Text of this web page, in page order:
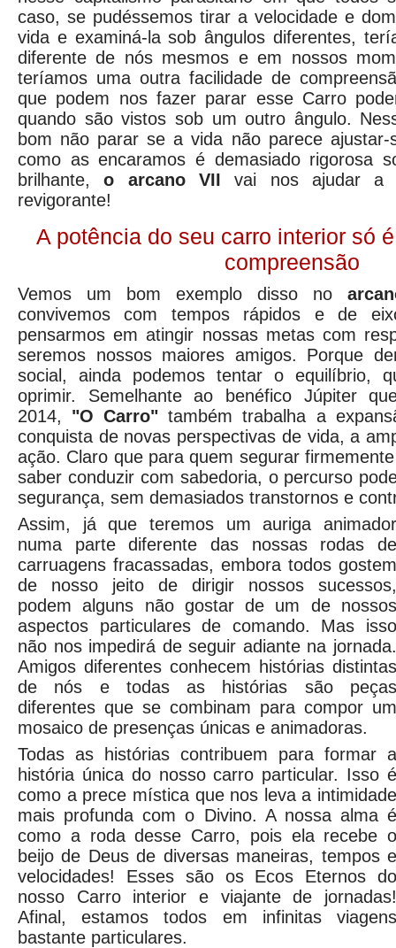
caso, se pudéssemos tirar a velocidade e
vida e examiná-la sob ângulos diferentes,
diferente de nós mesmos e em nossos
teríamos uma outra facilidade de
que podem nos fazer parar esse Carro
quando são vistos sob um outro ângulo.
bom não parar se a vida não parece
como as encaramos é demasiado rigorosa
brilhante,o arcano VIIvai nos ajudar a
revigorante!
A potência do seu carro interior só
compreensão
Vemos um bom exemplo disso no
convivemos com tempos rápidos e de
pensarmos em atingir nossas metas com
seremos nossos maiores amigos. Porque
social, ainda podemos tentar o equilíbrio,
oprimir. Semelhante ao benéfico Júpiter
2014, "O Carro" também trabalha a
conquista de novas perspectivas de vida, a
ação. Claro que para quem segurar
saber conduzir com sabedoria, o percurso
segurança, sem demasiados transtornos e
Assim, já que teremos um auriga animador
numa parte diferente das nossas rodas de
carruagens fracassadas, embora todos gostem
de nosso jeito de dirigir nossos sucessos,
podem alguns não gostar de um de nossos
aspectos particulares de comando. Mas isso
não nos impedirá de seguir adiante na jornada.
Amigos diferentes conhecem histórias distintas
de nós e todas as histórias são peças
diferentes que se combinam para compor um
mosaico de presenças únicas e animadoras.
Todas as histórias contribuem para formar a
história única do nosso carro particular. Isso é
como a prece mística que nos leva a intimidade
mais profunda com o Divino. A nossa alma é
como a roda desse Carro, pois ela recebe o
beijo de Deus de diversas maneiras, tempos e
velocidades! Esses são os Ecos Eternos do
nosso Carro interior e viajante de jornadas!
Afinal, estamos todos em infinitas viagens
bastante particulares.